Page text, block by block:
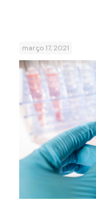
março 17, 2021